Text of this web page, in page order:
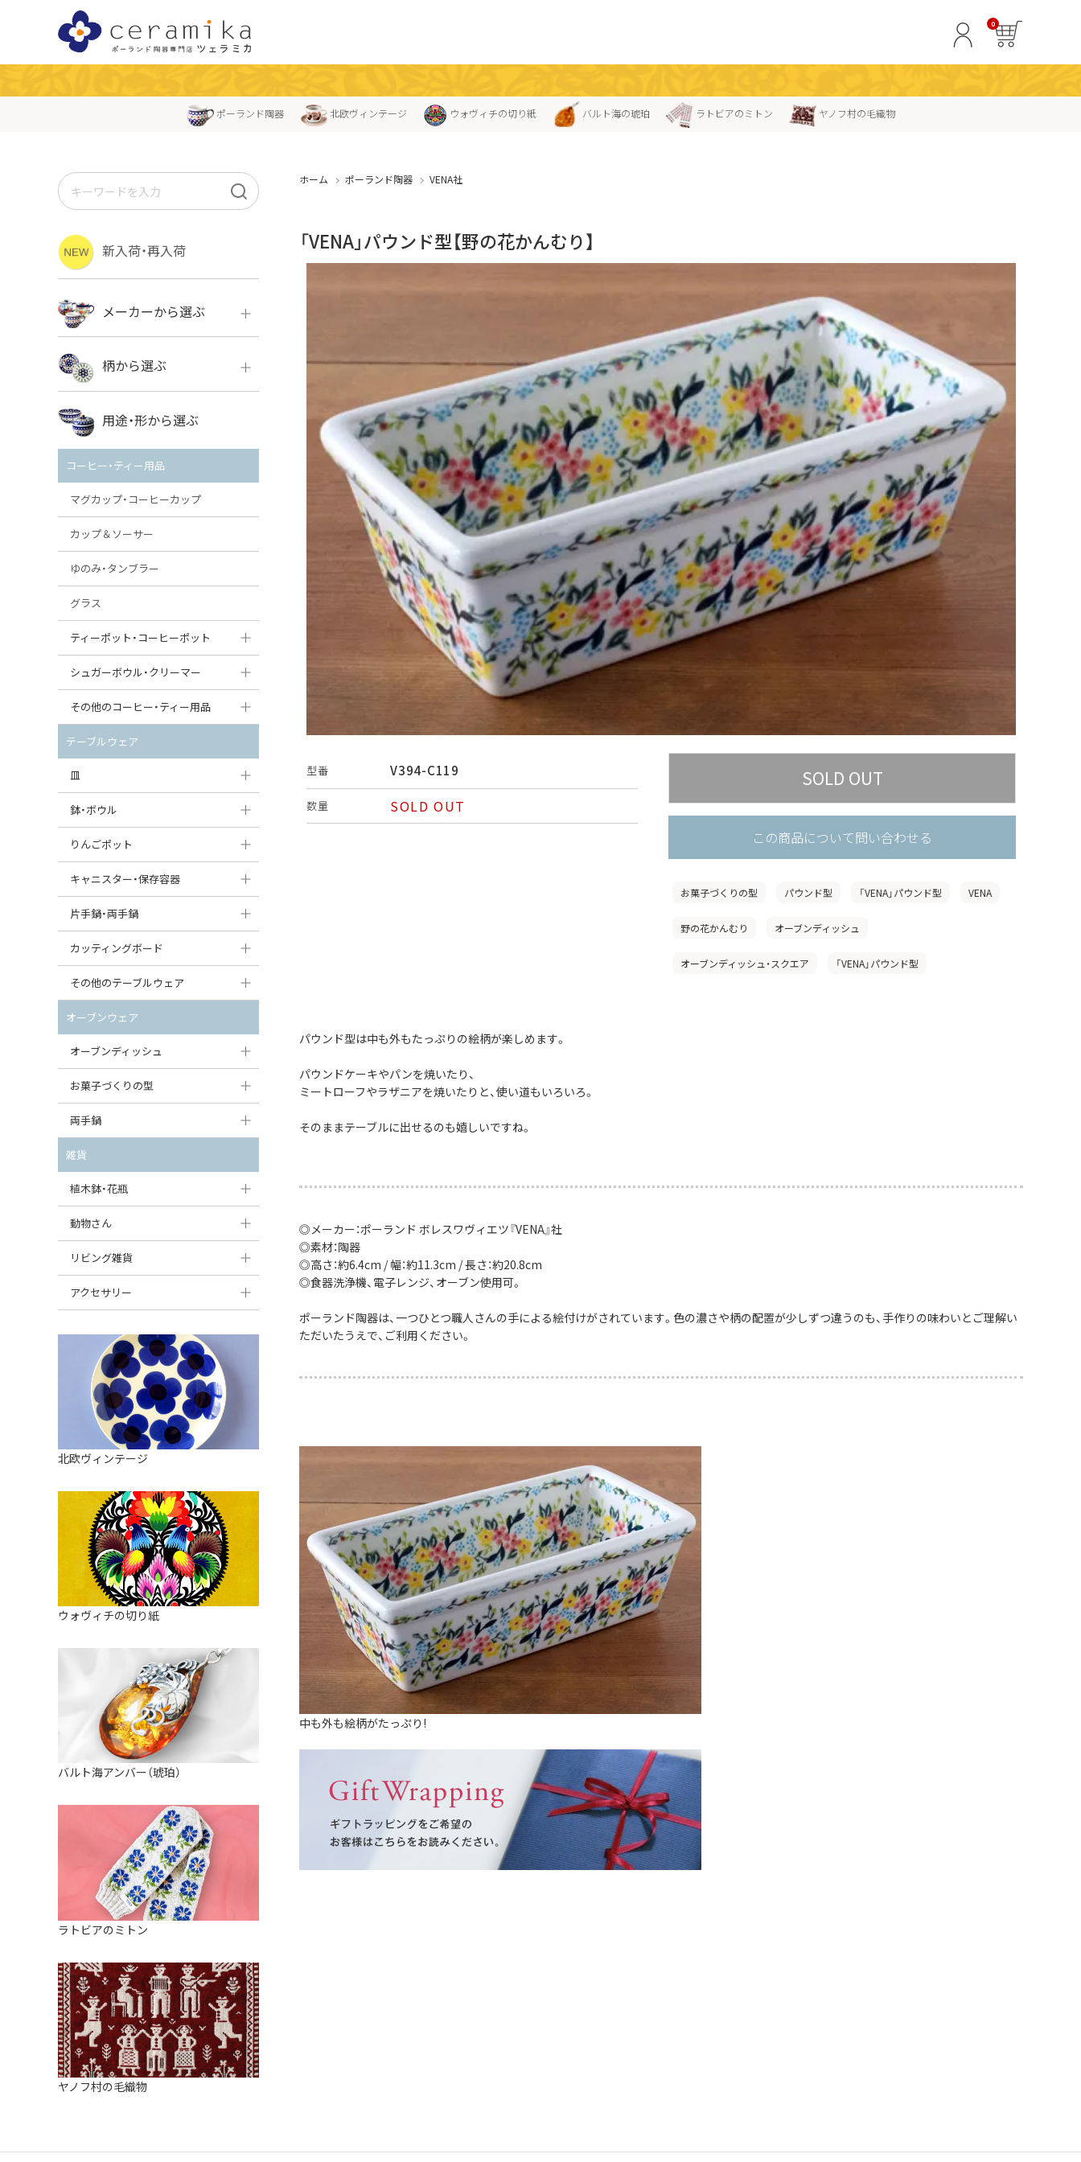
0
ポーランド陶器 北欧ヴィンテージ ウォヴィチの切り紙 バルト海の琥珀 ラトビアのミトン ヤノフ村の毛織物
ホーム ポーランド陶器 VENA社
「VENA」パウンド型【野の花かんむり】
型番 V394-C119
数量
SOLD OUT
この商品について問い合わせる
お菓子づくりの型 パウンド型 「VENA」パウンド型 VENA
野の花かんむり オーブンディッシュ
オーブンディッシュ・スクエア 「VENA」パウンド型
パウンド型は中も外もたっぷりの絵柄が楽しめます。
パウンドケーキやパンを焼いたり、
ミートローフやラザニアを焼いたりと、使い道もいろいろ。
そのままテーブルに出せるのも嬉しいですね。
◎メーカー：ポーランド ボレスワヴィエツ『VENA』社
◎素材：陶器
◎高さ：約6.4cm / 幅：約11.3cm / 長さ：約20.8cm
◎食器洗浄機、電子レンジ、オーブン使用可。
ポーランド陶器は、一つひとつ職人さんの手による絵付けがされています。色の濃さや柄の配置が少しずつ違うのも、手作りの味わいとご理解い
ただいたうえで、ご利用ください。
中も外も絵柄がたっぷり!
新入荷・再入荷
メーカーから選ぶ
ボレス
VENA
ミレナ
柄から選ぶ
ボレス
用途・形から選ぶ
コーヒー・ティー用品
マグカップ・コーヒーカップ
カップ＆ソーサー
ゆのみ・タンブラー
グラス
ティーポット・コーヒーポット
ティーポット
コーヒーポット
シュガーボウル・クリーマー
シュガーボウル
クリーマー
その他のコーヒー・ティー用品
ポットウォーマー
ピッチャー
コーヒードリッパー
すべて見る
テーブルウェア
皿
大皿（24cm〜）
中皿（18〜24cm）
丸皿
スープ皿
ダルマプレート
たまご型プレート
ハート型プレート
変形プレート
分割ディッシュ
すべて見る
鉢・ボウル
大鉢（21cm〜）
中鉢（16〜21cm）
丸鉢・どんぶり・ボウル
茶碗
オーバルボウル
ハートボウル
葉っぱ型ボウル
りんご型ボウル
いちご型ボウル
星型ボウル
スープカップ
そば猪口・フリーカップ
ココット
薬味入れ
ミキシングボウル
すべて見る
りんごポット
りんごポット
りんごポット小
キャニスター・保存容器
キャニスター
つぼ
ガーリックポット
オニオンキャニスター
ガーリックキャニスター
チーズケース
バターディッシュ
六角形ポット
ボトル
すべて見る
片手鍋・両手鍋
ソースパン（片手鍋）
スープチュリーン
カッティングボード
角型カッティングボード
丸型カッティングボード
すべて見る
その他のテーブルウェア
調味料入れ
グレイヴィーボート
エッグカップ
ケーキスタンド
カトラリー
はしおき・カトラリーレスト
オーブンウェア
オーブンディッシュ
大型（24cm〜）
中型（18〜24cm）
スクエアオーブンディッシュ
オーバルオーブンディッシュ
すべて見る
お菓子づくりの型
パウンド型
マフィン型
すべて見る
両手鍋
チュリーン
キャセロール
すべて見る
雑貨
植木鉢・花瓶
植木鉢
花瓶
動物さん
フィギュア・置物
貯金箱
オーナメント
クリーマー
リビング雑貨
スツール
バス・洗面用品
家具小物
小物入れ
アロマポット
バスケット
装飾用タイル・プレート
ミニチュア
天使さま
カードスタンド
マグネット
すべて見る
アクセサリー
ペンダントトップ
すべて見る
北欧ヴィンテージ
ウォヴィチの切り紙
バルト海アンバー（琥珀）
ラトビアのミトン
ヤノフ村の毛織物